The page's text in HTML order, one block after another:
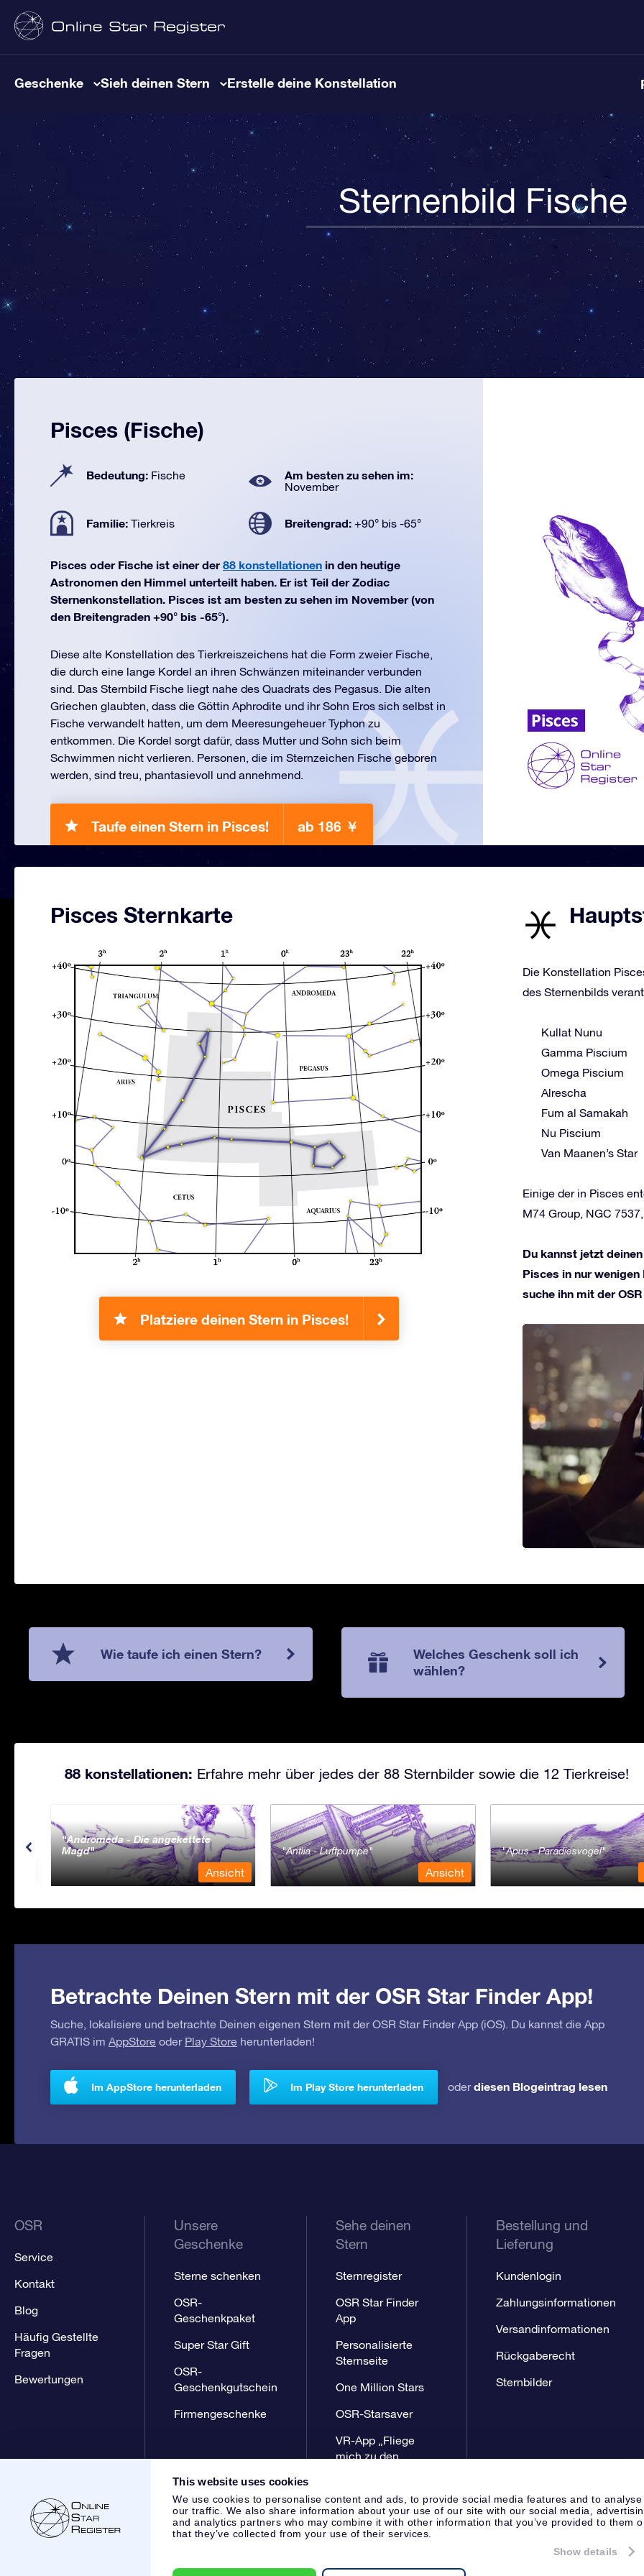
This website uses cookies
We use cookies to personalise content and ads, to provide social media features and to analyse
our traffic. We also share information about your use of our site with our social media,
and analytics partners who may combine it with other information that you’ve provided to them
that they’ve collected from your use of their services.
Show details
Geschenke Sieh deinen Stern Erstelle deine Konstellation
Sternenbild Fische
Pisces (Fische)
Bedeutung: Fische Am besten zu sehen im:
November
Familie: Tierkreis Breitengrad: +90° bis -65°
Pisces oder Fische ist einer der88 konstellationen in den heutige
Astronomen den Himmel unterteilt haben. Er ist Teil der Zodiac
Sternenkonstellation. Pisces ist am besten zu sehen im November (von
den Breitengraden +90° bis -65°).
Diese alte Konstellation des Tierkreiszeichens hat die Form zweier Fische,
die durch eine lange Kordel an ihren Schwänzen miteinander verbunden
sind. Das Sternbild Fische liegt nahe des Quadrats des Pegasus. Die alten
Griechen glaubten, dass die Göttin Aphrodite und ihr Sohn Eros sich selbst in
Fische verwandelt hatten, um dem Meeresungeheuer Typhon zu
entkommen. Die Kordel sorgt dafür, dass Mutter und Sohn sich beim
Schwimmen nicht verlieren. Personen, die im Sternzeichen Fische geboren
werden, sind treu, phantasievoll und annehmend.
Taufe einen Stern in Pisces! ab 186 ￥
Pisces Sternkarte
Platziere deinen Stern in Pisces!
Die Konstellation
des Sternenbilds
Kullat Nunu
Gamma Piscium
Omega Piscium
Alrescha
Fum al Samakah
Nu Piscium
Van Maanen’s Star
Einige der in Pisces
M74 Group, NGC
Du kannst jetzt
Pisces in nur wenigen
suche ihn mit der
Wie taufe ich einen Stern?
Welches Geschenk soll ich
wählen?
88 konstellationen: Erfahre mehr über jedes der 88 Sternbilder sowie die 12 Tierkreise!
Andromeda - Die angekettete
Magd
Ansicht
Antlia - Luftpumpe
Ansicht
Apus - Paradiesvogel
Betrachte Deinen Stern mit der OSR Star Finder App!
Suche, lokalisiere und betrachte Deinen eigenen Stern mit der OSR Star Finder App (iOS). Du kannst die App
GRATIS im AppStore oder Play Store herunterladen!
Im AppStore herunterladen Im Play Store herunterladen oderdiesen Blogeintrag lesen
OSR
Service
Kontakt
Blog
Häufig Gestellte
Fragen
Bewertungen
Unsere
Geschenke
Sterne schenken
OSR-
Geschenkpaket
Super Star Gift
OSR-
Geschenkgutschein
Firmengeschenke
Sehe deinen
Stern
Sternregister
OSR Star Finder
App
Personalisierte
Sternseite
One Million Stars
OSR-Starsaver
VR-App „Fliege
mich zu den
Bestellung und
Lieferung
Kundenlogin
Zahlungsinformationen
Versandinformationen
Rückgaberecht
Sternbilder